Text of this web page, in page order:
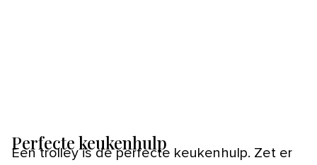
Perfecte keukenhulp
Een trolley is de perfecte keukenhulp. Zet er